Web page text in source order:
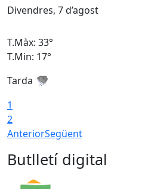
Divendres, 7 d’agost
T.Màx: 33°
T.Min: 17°
Tarda
1
2
AnteriorSegüent
Butlletí digital